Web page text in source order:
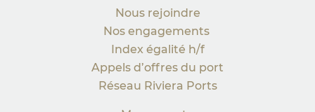
Nous rejoindre
Nos engagements
Index égalité h/f
Appels d’offres du port
Réseau Riviera Ports